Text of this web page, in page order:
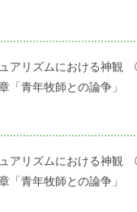
ュアリズムにおける神
青年牧師との論争」
ュアリズムにおける神
青年牧師との論争」